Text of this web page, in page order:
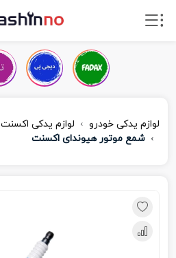
لوازم یدکی خودرو
لوازم یدکی اکسنت
شمع موتور هیوندای اکسنت